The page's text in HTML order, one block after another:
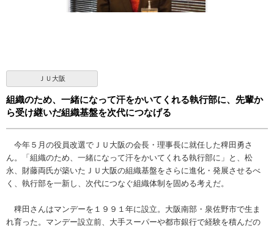
ＪＵ大阪
組織のため、一緒になって汗をかいてくれる執行部に、先輩か
ら受け継いだ組織基盤を次代につなげる
今年５月の役員改選でＪＵ大阪の会長・理事長に就任した稗田勇さ
ん。「組織のため、一緒になって汗をかいてくれる執行部に」と、松
永、財藤両氏が築いたＪＵ大阪の組織基盤をさらに進化・発展させるべ
く、執行部を一新し、次代につなぐ組織体制を固める考えだ。
稗田さんはマンデーを１９９１年に設立。大阪南部・泉佐野市で生ま
れ育った。マンデー設立前、大手スーパーや都市銀行で経験を積んだの